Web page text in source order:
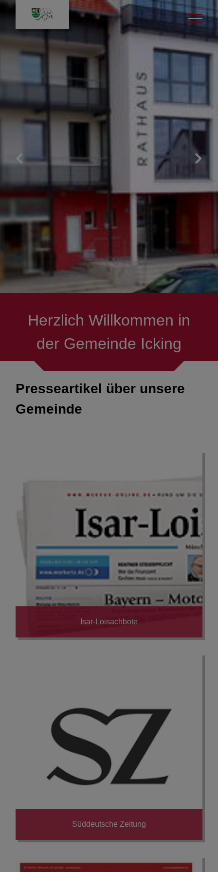
Bürgerservice
Gemeinde & Rathaus
Leben in Icking
Politik
Herzlich Willkommen in
der Gemeinde Icking
Presseartikel über unsere
Gemeinde
Isar-Loisachbote
Süddeutsche Zeitung